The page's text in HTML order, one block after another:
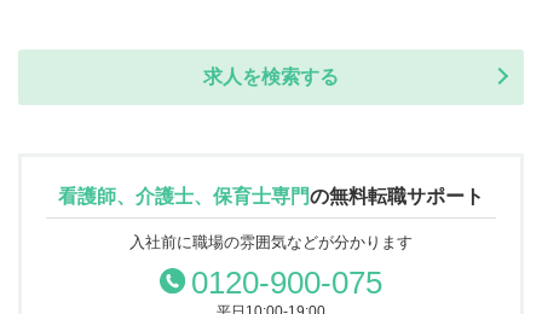
求人を検索する
看護師、介護士、保育士専門の無料転職サポート
入社前に職場の雰囲気などが分かります
0120-900-075